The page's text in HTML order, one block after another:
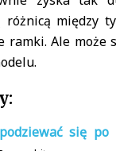
różnicą między
ramki. Ale może
się